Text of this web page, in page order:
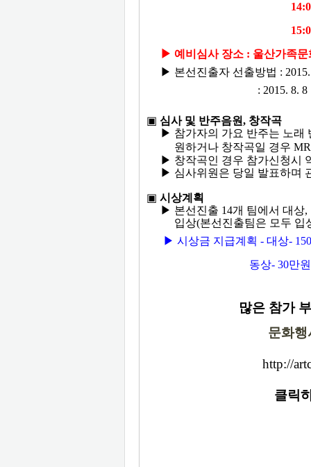
14:00 ~ (영남
15:00 ~ (그외
▶ 예비심사 장소 : 울산가족
▶ 본선진출자 선출방법 : 2015.
: 2015. 8. 8 본선당일 현
▣ 심사 및 반주음원, 창작곡
▶ 참가자의 가요 반주는 노래
원하거나 창작곡일 경우
▶ 창작곡인 경우 참가신청시
▶ 심사위원은 당일 발표하며
▣ 시상계획
▶ 본선진출 14개 팀에서 대상,
입상(본선진출팀은 모두 입
▶ 시상금 지급계획 - 대상-
동상- 30만원, 인기
많은 참가
문화
http://
클릭